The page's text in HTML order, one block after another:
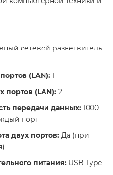
сетевой разветвитель
(LAN): 1
портов (LAN): 2
передачи данных: 1000
порт
двух портов: Да (при
питания: USB Type-